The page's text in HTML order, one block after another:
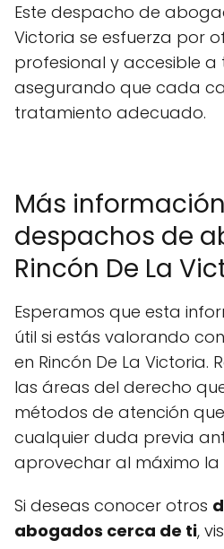
Este despacho de
Victoria se esfuerza por
profesional y accesible a
asegurando que cada
tratamiento adecuado.
Más
despachos de
Rincón De La
Esperamos que esta
útil si estás valorando
en Rincón De La Victoria.
las áreas del derecho
métodos de atención
cualquier duda previa
aprovechar al máximo la
Si deseas conocer otros
abogados cerca de ti,